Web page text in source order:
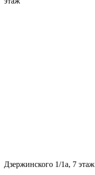
Дзержинского 1/1а, 7 этаж